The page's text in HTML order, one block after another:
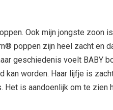
Ook mijn jongste zoon
poppen zijn heel zacht en
geschiedenis voelt BABY
kan worden. Haar lijfje is
Het is aandoenlijk om te zien